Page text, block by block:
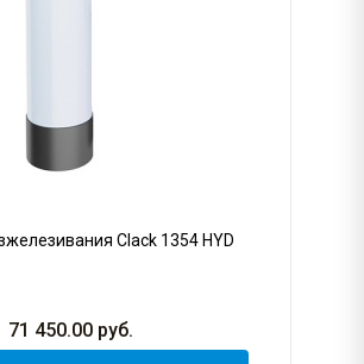
Clack 1354 HYD
71 450.00руб.